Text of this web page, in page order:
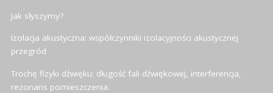
Jak słyszymy?
Izolacja akustyczna: współczynniki izolacyjności akustycznej
przegród
Trochę fizyki dźwięku: długość fali dźwiękowej, interferencja,
rezonans pomieszczenia.